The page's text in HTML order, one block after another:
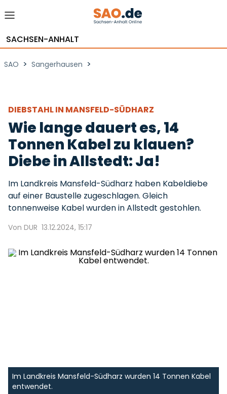
SACHSEN-ANHALT
SAO > Sangerhausen >
DIEBSTAHL IN MANSFELD-SÜDHARZ
Wie lange dauert es, 14
Tonnen Kabel zu klauen?
Diebe in Allstedt: Ja!
Im Landkreis Mansfeld-Südharz haben Kabeldiebe
auf einer Baustelle zugeschlagen. Gleich
tonnenweise Kabel wurden in Allstedt gestohlen.
Von DUR 13.12.2024, 15:17
Im Landkreis Mansfeld-Südharz wurden 14 Tonnen Kabel
entwendet.